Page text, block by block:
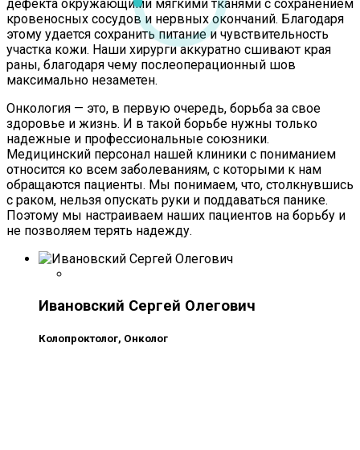
дефекта окружающими мягкими тканями с сохранением
кровеносных сосудов и нервных окончаний. Благодаря
этому удается сохранить питание и чувствительность
участка кожи. Наши хирурги аккуратно сшивают края
раны, благодаря чему послеоперационный шов
максимально незаметен.
Онкология — это, в первую очередь, борьба за свое
здоровье и жизнь. И в такой борьбе нужны только
надежные и профессиональные союзники.
Медицинский персонал нашей клиники с пониманием
относится ко всем заболеваниям, с которыми к нам
обращаются пациенты. Мы понимаем, что, столкнувшись
с раком, нельзя опускать руки и поддаваться панике.
Поэтому мы настраиваем наших пациентов на борьбу и
не позволяем терять надежду.
Ивановский Сергей Олегович
Колопроктолог, Онколог